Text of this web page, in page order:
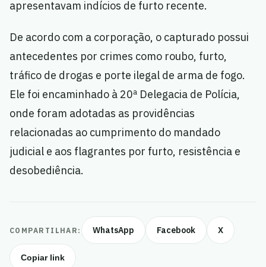
apresentavam indícios de furto recente.
De acordo com a corporação, o capturado possui
antecedentes por crimes como roubo, furto,
tráfico de drogas e porte ilegal de arma de fogo.
Ele foi encaminhado à 20ª Delegacia de Polícia,
onde foram adotadas as providências
relacionadas ao cumprimento do mandado
judicial e aos flagrantes por furto, resistência e
desobediência.
COMPARTILHAR: WhatsApp Facebook X
Copiar link